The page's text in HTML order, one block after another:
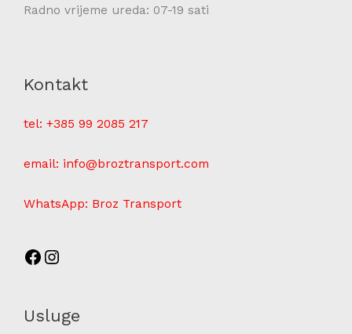
Radno vrijeme ureda: 07-19 sati
Kontakt
tel: +385 99 2085 217
email: info@broztransport.com
WhatsApp: Broz Transport
Usluge